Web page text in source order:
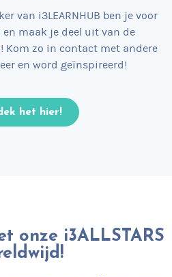
van i3LEARNHUB ben je voor
en maak je deel uit van de
Kom zo in contact met andere
en word geïnspireerd!
het hier!
onze i3ALLSTARS